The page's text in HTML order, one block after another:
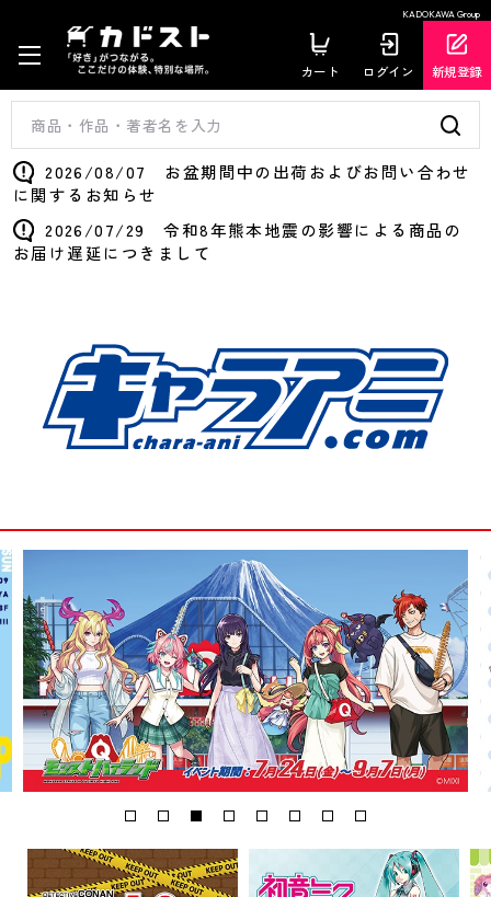
KADOKAWA Group
カート ログイン 新規登録
2026/08/07 お盆期間中の出荷およびお問い合わせ
に関するお知らせ
2026/07/29 令和8年熊本地震の影響による商品の
お届け遅延につきまして